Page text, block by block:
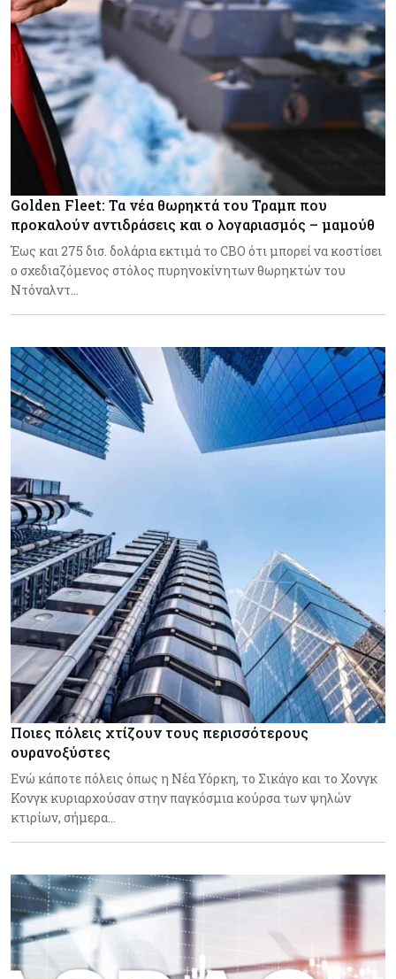
Golden Fleet: Τα νέα θωρηκτά του Τραμπ που
προκαλούν αντιδράσεις και ο λογαριασμός – μαμούθ
Έως και 275 δισ. δολάρια εκτιμά το CBO ότι μπορεί να κοστίσει
ο σχεδιαζόμενος στόλος πυρηνοκίνητων θωρηκτών του
Ντόναλντ…
Ποιες πόλεις χτίζουν τους περισσότερους
ουρανοξύστες
Ενώ κάποτε πόλεις όπως η Νέα Υόρκη, το Σικάγο και το Χονγκ
Κονγκ κυριαρχούσαν στην παγκόσμια κούρσα των ψηλών
κτιρίων, σήμερα…